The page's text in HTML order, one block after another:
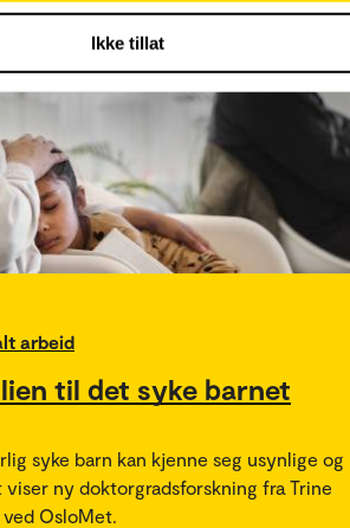
Ikke tillat
arbeid
til det syke barnet
syke barn kan kjenne seg usynlige og
ny doktorgradsforskning fra Trine
OsloMet.